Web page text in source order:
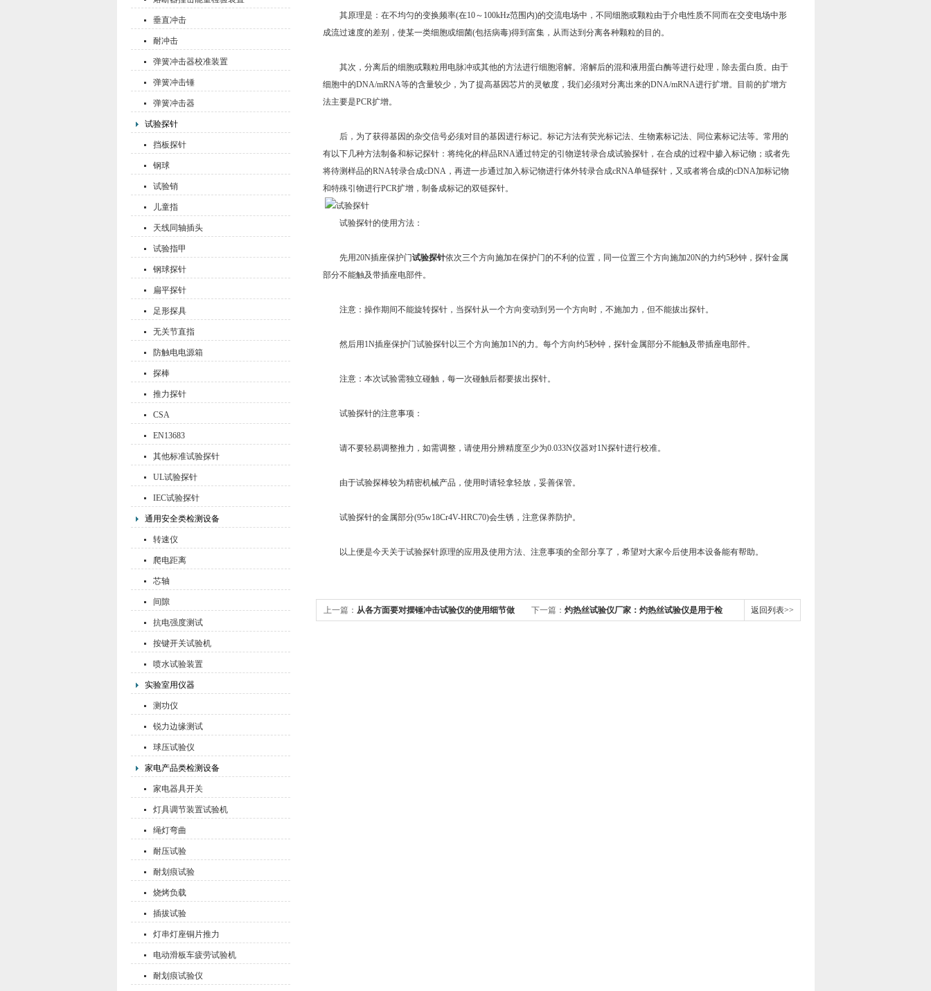
垂直冲击
耐冲击
弹簧冲击器校准装置
弹簧冲击锤
弹簧冲击器
试验探针
挡板探针
钢球
试验销
儿童指
天线同轴插头
试验指甲
钢球探针
扁平探针
足形探具
无关节直指
防触电电源箱
探棒
推力探针
CSA
EN13683
其他标准试验探针
UL试验探针
IEC试验探针
通用安全类检测设备
转速仪
爬电距离
芯轴
间隙
抗电强度测试
按键开关试验机
喷水试验装置
实验室用仪器
测功仪
锐力边缘测试
球压试验仪
家电产品类检测设备
家电器具开关
灯具调节装置试验机
绳灯弯曲
耐压试验
耐划痕试验
烧烤负载
插拔试验
灯串灯座铜片推力
电动滑板车疲劳试验机
耐划痕试验仪
其原理是：在不均匀的变换频率(在10～100kHz范围内)的交流电场中，不同细胞或颗粒由于介电性质不同而在交变电场中形
成流过速度的差别，使某一类细胞或细菌(包括病毒)得到富集，从而达到分离各种颗粒的目的。
其次，分离后的细胞或颗粒用电脉冲或其他的方法进行细胞溶解。溶解后的混和液用蛋白酶等进行处理，除去蛋白质。由于
细胞中的DNA/mRNA等的含量较少，为了提高基因芯片的灵敏度，我们必须对分离出来的DNA/mRNA进行扩增。目前的扩增方
法主要是PCR扩增。
后，为了获得基因的杂交信号必须对目的基因进行标记。标记方法有荧光标记法、生物素标记法、同位素标记法等。常用的
有以下几种方法制备和标记探针：将纯化的样品RNA通过特定的引物逆转录合成试验探针，在合成的过程中掺入标记物；或者先
将待测样品的RNA转录合成cDNA，再进一步通过加入标记物进行体外转录合成cRNA单链探针，又或者将合成的cDNA加标记物
和特殊引物进行PCR扩增，制备成标记的双链探针。
试验探针的使用方法：
先用20N插座保护门试验探针依次三个方向施加在保护门的不利的位置，同一位置三个方向施加20N的力约5秒钟，探针金属
部分不能触及带插座电部件。
注意：操作期间不能旋转探针，当探针从一个方向变动到另一个方向时，不施加力，但不能拔出探针。
然后用1N插座保护门试验探针以三个方向施加1N的力。每个方向约5秒钟，探针金属部分不能触及带插座电部件。
注意：本次试验需独立碰触，每一次碰触后都要拔出探针。
试验探针的注意事项：
请不要轻易调整推力，如需调整，请使用分辨精度至少为0.033N仪器对1N探针进行校准。
由于试验探棒较为精密机械产品，使用时请轻拿轻放，妥善保管。
试验探针的金属部分(95w18Cr4V-HRC70)会生锈，注意保养防护。
以上便是今天关于试验探针原理的应用及使用方法、注意事项的全部分享了，希望对大家今后使用本设备能有帮助。
上一篇： 从各方面要对摆锤冲击试验仪的使用细节做 下一篇： 灼热丝试验仪厂家：灼热丝试验仪是用于检 返回列表>>